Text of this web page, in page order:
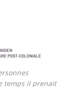
temps il prenait